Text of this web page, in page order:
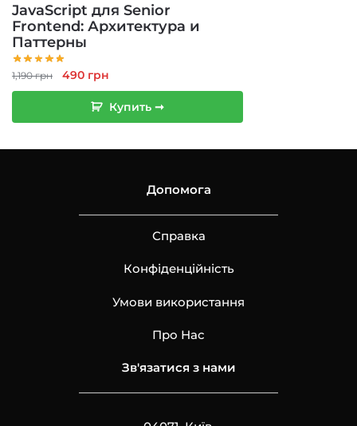
JavaScript для Senior
Frontend: Архитектура и
Паттерны
1,190грн
Первоначальная
цена
составляла
1,190 грн.
490 грн
цена:
490 грн.
Купить ➞
Допомога
Справка
Конфіденційність
Умови використання
Про Нас
Зв'язатися з нами